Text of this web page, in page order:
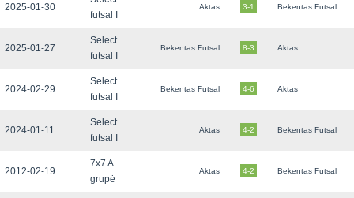
2025-01-30
futsal I
Aktas 3-1 Bekentas Futsal
2025-01-27
Select
futsal I
Bekentas Futsal 8-3 Aktas
2024-02-29
Select
futsal I
Bekentas Futsal 4-6 Aktas
2024-01-11
Select
futsal I
Aktas 4-2 Bekentas Futsal
2012-02-19
7x7 A
grupė
Aktas 4-2 Bekentas Futsal